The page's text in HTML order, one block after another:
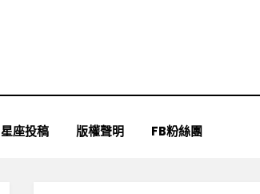
星座投稿 版權聲明 FB粉絲團